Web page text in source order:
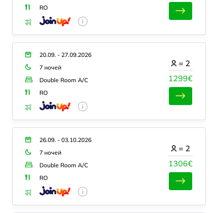
RO
20.09. - 27.09.2026
7 ночей
Double Room A/C
RO
1299€
= 2
26.09. - 03.10.2026
7 ночей
Double Room A/C
RO
1306€
= 2